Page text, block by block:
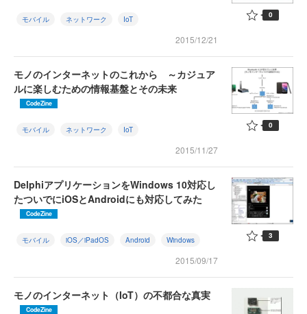
モバイル ネットワーク IoT
2015/12/21
0
モノのインターネットのこれから ～カジュア
ルに楽しむための情報基盤とその未来
CodeZine
モバイル ネットワーク IoT
2015/11/27
0
DelphiアプリケーションをWindows 10対応し
たついでにiOSとAndroidにも対応してみた
CodeZine
モバイル iOS／iPadOS Android Windows
2015/09/17
3
モノのインターネット（IoT）の不都合な真実
CodeZine